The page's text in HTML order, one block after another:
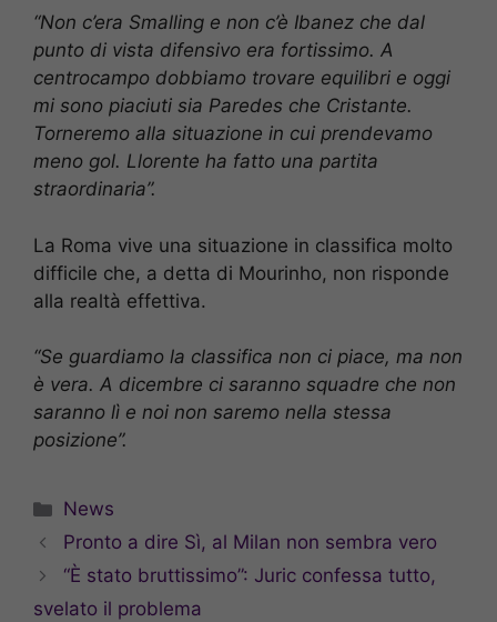
“Non c’era Smalling e non c’è Ibanez che dal
punto di vista difensivo era fortissimo. A
centrocampo dobbiamo trovare equilibri e oggi
mi sono piaciuti sia Paredes che Cristante.
Torneremo alla situazione in cui prendevamo
meno gol. Llorente ha fatto una partita
straordinaria”.
La Roma vive una situazione in classifica molto
difficile che, a detta di Mourinho, non risponde
alla realtà effettiva.
“Se guardiamo la classifica non ci piace, ma non
è vera. A dicembre ci saranno squadre che non
saranno lì e noi non saremo nella stessa
posizione”.
Categorie
News
Pronto a dire Sì, al Milan non sembra vero
“È stato bruttissimo”: Juric confessa tutto,
svelato il problema